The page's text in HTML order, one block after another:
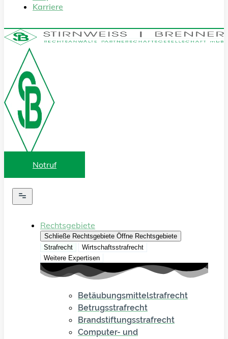
Karriere
Notruf
Rechtsgebiete
Schließe Rechtsgebiete Öffne Rechtsgebiete
Strafrecht
Wirtschaftsstrafrecht
Weitere Expertisen
Betäubungsmittelstrafrecht
Betrugsstrafrecht
Brandstiftungsstrafrecht
Computer- und